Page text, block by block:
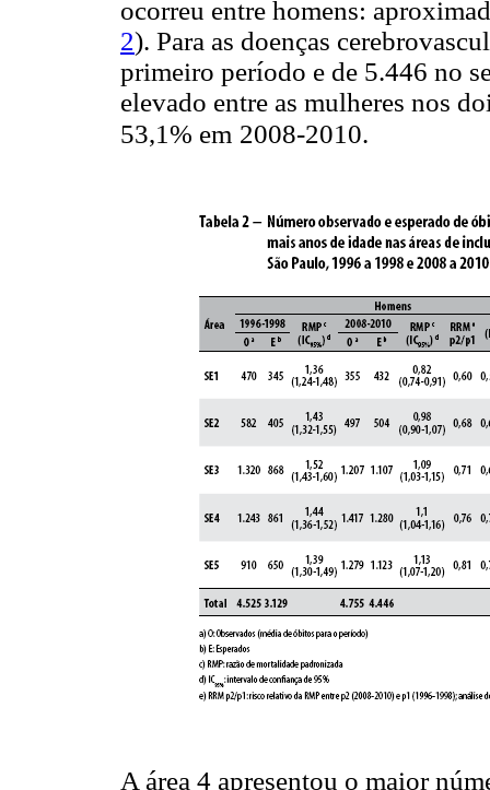
ocorreu entre homens:
2). Para as doenças
primeiro período e de 5.446 no
elevado entre as mulheres nos
53,1% em 2008-2010.
A área 4 apresentou o maior